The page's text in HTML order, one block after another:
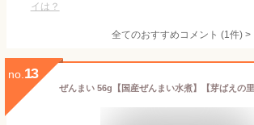
イは？
全てのおすすめコメント (1件) >
no. 13